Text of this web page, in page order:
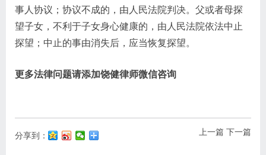
事人协议；协议不成的，由人民法院判决。父或者母探
望子女，不利于子女身心健康的，由人民法院依法中止
探望；中止的事由消失后，应当恢复探望。
更多法律问题请添加饶健律师微信咨询
上一篇 下一篇
分享到：